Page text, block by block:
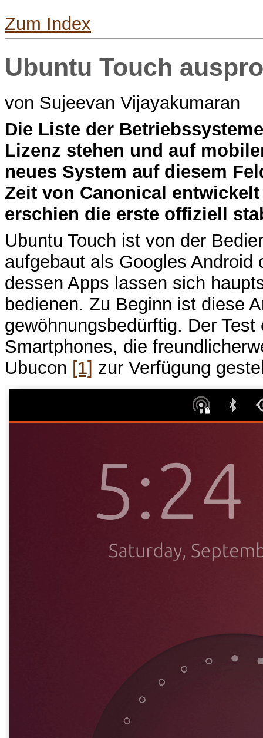
Zum Index
Ubuntu Touch
von Sujeevan Vijayakumaran
Die Liste der
Lizenz stehen und auf
neues System auf diesem
Zeit von Canonical
erschien die erste offiziell
Ubuntu Touch ist von der
aufgebaut als Googles
dessen Apps lassen sich
bedienen. Zu Beginn ist diese
gewöhnungsbedürftig. Der
Smartphones, die
Ubucon [1] zur Verfügung